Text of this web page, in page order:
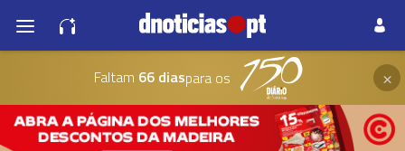
Faltam 66 diaspara os ×